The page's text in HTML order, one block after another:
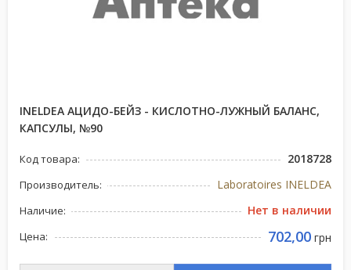
INELDEA АЦИДО-БЕЙЗ - КИСЛОТНО-ЛУЖНЫЙ БАЛАНС,
КАПСУЛЫ, №90
Код товара: 2018728
Производитель: Laboratoires INELDEA
Наличие: Нет в наличии
Цена: 702,00 грн